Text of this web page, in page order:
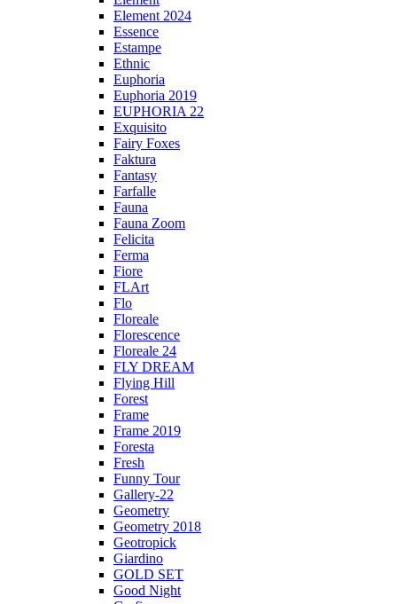
Element 2024
Essence
Estampe
Ethnic
Euphoria
Euphoria 2019
EUPHORIA 22
Exquisito
Fairy Foxes
Faktura
Fantasy
Farfalle
Fauna
Fauna Zoom
Felicita
Ferma
Fiore
FLArt
Flo
Floreale
Florescence
Floreale 24
FLY DREAM
Flying Hill
Forest
Frame
Frame 2019
Foresta
Fresh
Funny Tour
Gallery-22
Geometry
Geometry 2018
Geotropick
Giardino
GOLD SET
Good Night